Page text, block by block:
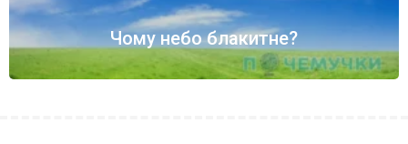
Чому небо блакитне?